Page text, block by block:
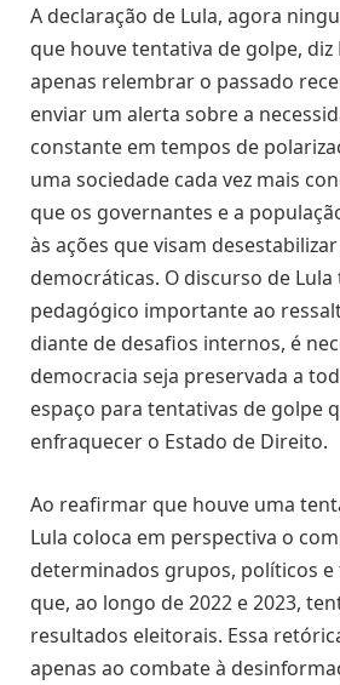
A declaração de Lula, agora
que houve tentativa de golpe, diz
apenas relembrar o passado
enviar um alerta sobre a
constante em tempos de
uma sociedade cada vez mais
que os governantes e a
às ações que visam
democráticas. O discurso de
pedagógico importante ao
diante de desafios internos, é
democracia seja preservada a
espaço para tentativas de golpe
enfraquecer o Estado de Direito.
Ao reafirmar que houve uma
Lula coloca em perspectiva o
determinados grupos, políticos
que, ao longo de 2022 e 2023,
resultados eleitorais. Essa
apenas ao combate à